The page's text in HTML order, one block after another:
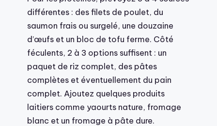
différentes : des filets de poulet, du
saumon frais ou surgelé, une douzaine
d’œufs et un bloc de tofu ferme. Côté
féculents, 2 à 3 options suffisent : un
paquet de riz complet, des pâtes
complètes et éventuellement du pain
complet. Ajoutez quelques produits
laitiers comme yaourts nature, fromage
blanc et un fromage à pâte dure.